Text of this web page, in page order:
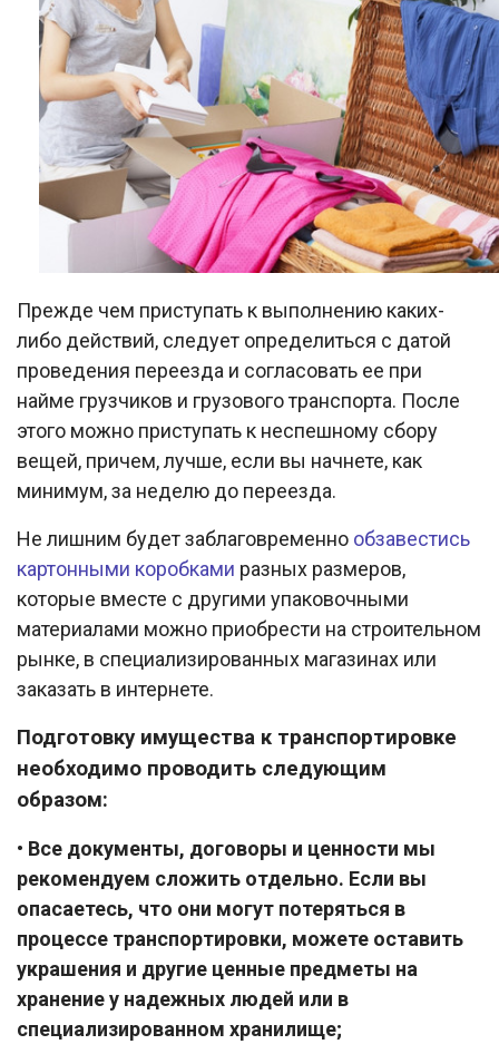
Прежде чем приступать к выполнению каких-
либо действий, следует определиться с датой
проведения переезда и согласовать ее при
найме грузчиков и грузового транспорта. После
этого можно приступать к неспешному сбору
вещей, причем, лучше, если вы начнете, как
минимум, за неделю до переезда.
Не лишним будет заблаговременно обзавестись
картонными коробками разных размеров,
которые вместе с другими упаковочными
материалами можно приобрести на строительном
рынке, в специализированных магазинах или
заказать в интернете.
Подготовку имущества к транспортировке
необходимо проводить следующим
образом:
• Все документы, договоры и ценности мы
рекомендуем сложить отдельно. Если вы
опасаетесь, что они могут потеряться в
процессе транспортировки, можете оставить
украшения и другие ценные предметы на
хранение у надежных людей или в
специализированном хранилище;